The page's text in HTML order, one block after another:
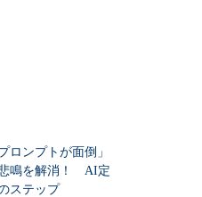
プロンプトが面倒」
鳴を解消！ AI定
ステップ